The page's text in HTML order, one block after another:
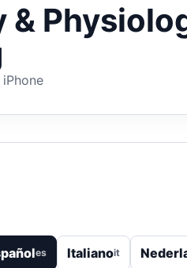
&
es Italianoit